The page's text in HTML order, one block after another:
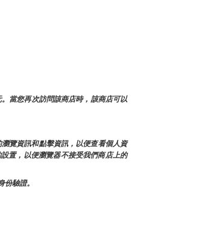
當您再次訪問該商店時，該商店可以
覽資訊和點擊資訊，以便查看個人資
置，以便瀏覽器不接受我們商店上的
驗證。